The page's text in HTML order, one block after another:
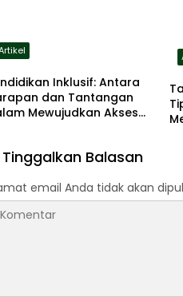
Inklusif: Antara
dan Tantangan
Mewujudkan Akses
Tinggalkan Balasan
email Anda tidak akan